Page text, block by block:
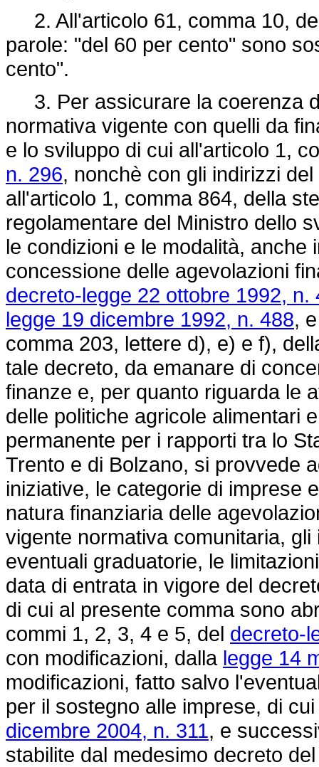
2. All'articolo 61, comma 10,
parole: "del 60 per cento" sono
cento".
3. Per assicurare la coerenza
normativa vigente con quelli da
e lo sviluppo di cui all'articolo 1,
n. 296, nonchè con gli indirizzi
all'articolo 1, comma 864, della
regolamentare del Ministro dello
le condizioni e le modalità,
concessione delle agevolazioni
decreto-legge 22 ottobre 1992, n.
legge 19 dicembre 1992, n. 488,
comma 203, lettere d), e) e f),
tale decreto, da emanare di
finanze e, per quanto riguarda le
delle politiche agricole alimentari
permanente per i rapporti tra lo
Trento e di Bolzano, si provvede
iniziative, le categorie di imprese
natura finanziaria delle
vigente normativa comunitaria,
eventuali graduatorie, le
data di entrata in vigore del
di cui al presente comma sono
commi 1, 2, 3, 4 e 5, del decreto-
con modificazioni, dalla legge 14
modificazioni, fatto salvo
per il sostegno alle imprese, di
dicembre 2004, n. 311, e
stabilite dal medesimo decreto